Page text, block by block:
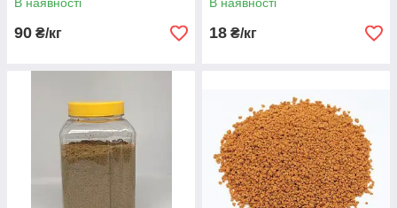
90 ₴/кг 18 ₴/кг